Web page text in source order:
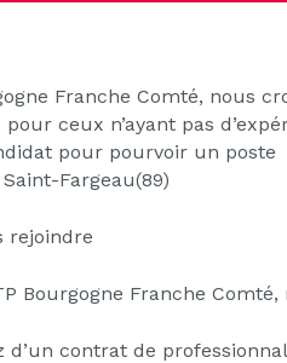
Franche Comté, nous
ceux n’ayant pas
pour pourvoir un
Fargeau(89)
rejoindre
Bourgogne Franche
d’un contrat de